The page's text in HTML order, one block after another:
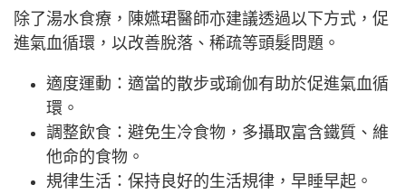
除了湯水食療，陳嬿珺醫師亦建議透過以下方式，促
進氣血循環，以改善脫落、稀疏等頭髮問題。
適度運動：適當的散步或瑜伽有助於促進氣血循
環。
調整飲食：避免生冷食物，多攝取富含鐵質、維
他命的食物。
規律生活：保持良好的生活規律，早睡早起。